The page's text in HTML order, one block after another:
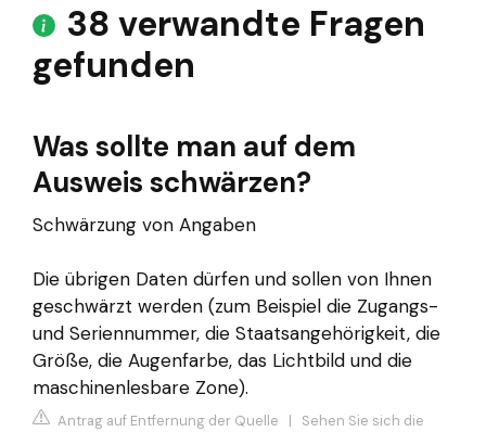
38 verwandte Fragen
gefunden
Was sollte man auf dem
Ausweis schwärzen?
Schwärzung von Angaben
Die übrigen Daten dürfen und sollen von Ihnen
geschwärzt werden (zum Beispiel die Zugangs-
und Seriennummer, die Staatsangehörigkeit, die
Größe, die Augenfarbe, das Lichtbild und die
maschinenlesbare Zone).
Antrag auf Entfernung der Quelle | Sehen Sie sich die